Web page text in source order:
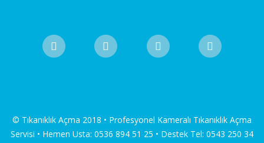
© Tıkanıklık Açma 2018 • Profesyonel Kameralı Tıkanıklık Açma
Servisi • Hemen Usta: 0536 894 51 25 • Destek Tel: 0543 250 34